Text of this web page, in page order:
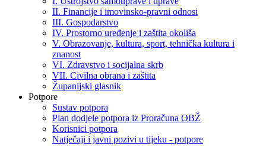
II. Financije i imovinsko-pravni odnosi
III. Gospodarstvo
IV. Prostorno uređenje i zaštita okoliša
V. Obrazovanje, kultura, sport, tehnička kultura i
znanost
VI. Zdravstvo i socijalna skrb
VII. Civilna obrana i zaštita
Županijski glasnik
Potpore
Sustav potpora
Plan dodjele potpora iz Proračuna OBŽ
Korisnici potpora
Natječaji i javni pozivi u tijeku - potpore